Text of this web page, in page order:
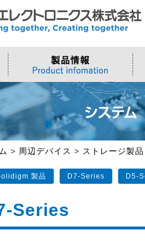
ソフトウェア・クラウド
>Microsoft Azure
>Windows IoT
>Trellix
>AMI
スマートシティ・DX
>ナガレミル / 人流・交通
>トップメッセージ
>その他・採用お問い合わせ
> 周辺デバイス > ストレージ製品
製品 D7-Series D5-
Series